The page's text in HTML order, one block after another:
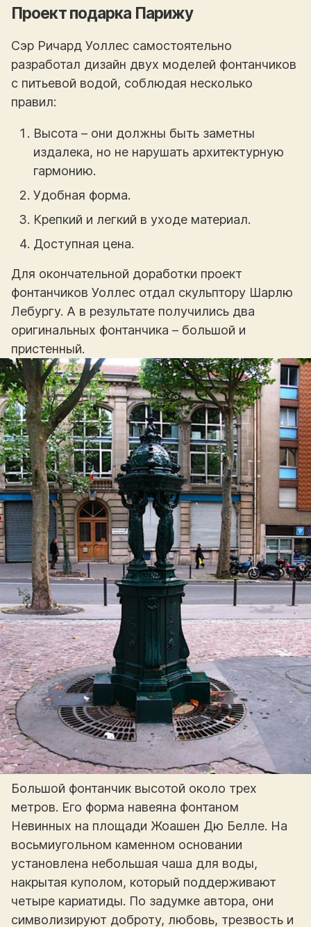
Проект подарка Парижу
Сэр Ричард Уоллес самостоятельно
разработал дизайн двух моделей фонтанчиков
с питьевой водой, соблюдая несколько
правил:
Высота – они должны быть заметны
издалека, но не нарушать архитектурную
гармонию.
Удобная форма.
Крепкий и легкий в уходе материал.
Доступная цена.
Для окончательной доработки проект
фонтанчиков Уоллес отдал скульптору Шарлю
Лебургу. А в результате получились два
оригинальных фонтанчика – большой и
пристенный.
Большой фонтанчик высотой около трех
метров. Его форма навеяна фонтаном
Невинных на площади Жоашен Дю Белле. На
восьмиугольном каменном основании
установлена небольшая чаша для воды,
накрытая куполом, который поддерживают
четыре кариатиды. По задумке автора, они
символизируют доброту, любовь, трезвость и